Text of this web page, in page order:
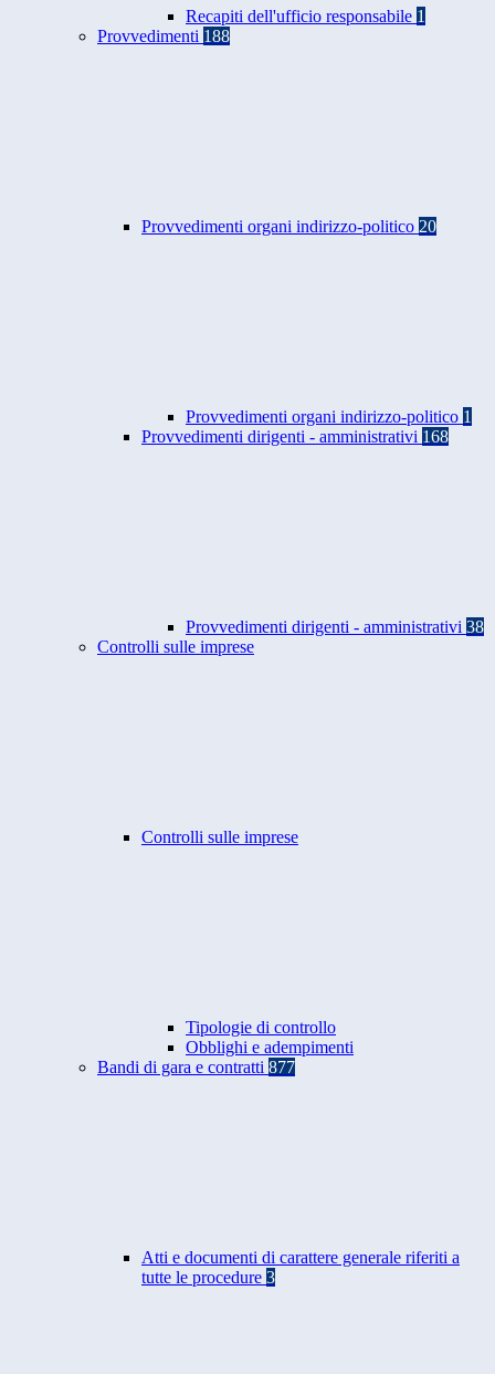
Recapiti dell'ufficio responsabile 1
Provvedimenti 188
Provvedimenti organi indirizzo-politico 20
Provvedimenti organi indirizzo-politico 1
Provvedimenti dirigenti - amministrativi 168
Provvedimenti dirigenti - amministrativi 38
Controlli sulle imprese
Controlli sulle imprese
Tipologie di controllo
Obblighi e adempimenti
Bandi di gara e contratti 877
Atti e documenti di carattere generale riferiti a
tutte le procedure 3